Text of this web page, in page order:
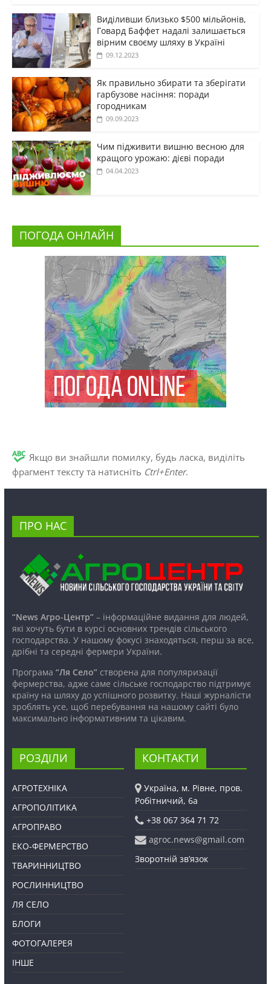
Виділивши близько $500 мільйонів,
Говард Баффет надалі залишається
вірним своєму шляху в Україні
09.12.2023
Як правильно збирати та зберігати
гарбузове насіння: поради
городникам
09.09.2023
Чим підживити вишню весною для
кращого урожаю: дієві поради
04.04.2023
ПОГОДА ОНЛАЙН
Якщо ви знайшли помилку, будь ласка, виділіть
фрагмент тексту та натисніть Ctrl+Enter.
ПРО НАС
“News Агро-Центр”– інформаційне видання для людей,
які хочуть бути в курсі основних трендів сільського
господарства. У нашому фокусі знаходяться, перш за все,
дрібні та середні фермери України.
Програма “Ля Село”створена для популяризації
фермерства, адже саме сільське господарство підтримує
країну на шляху до успішного розвитку. Наші журналісти
зроблять усе, щоб перебування на нашому сайті було
максимально інформативним та цікавим.
РОЗДІЛИ
АГРОТЕХНІКА
АГРОПОЛІТИКА
АГРОПРАВО
ЕКО-ФЕРМЕРСТВО
ТВАРИННИЦТВО
РОСЛИННИЦТВО
ЛЯ СЕЛО
БЛОГИ
ФОТОГАЛЕРЕЯ
ІНШЕ
КОНТАКТИ
Україна, м. Рівне, пров.
Робітничий, 6а
+38 067 364 71 72
agroc.news@gmail.com
Зворотній зв’язок